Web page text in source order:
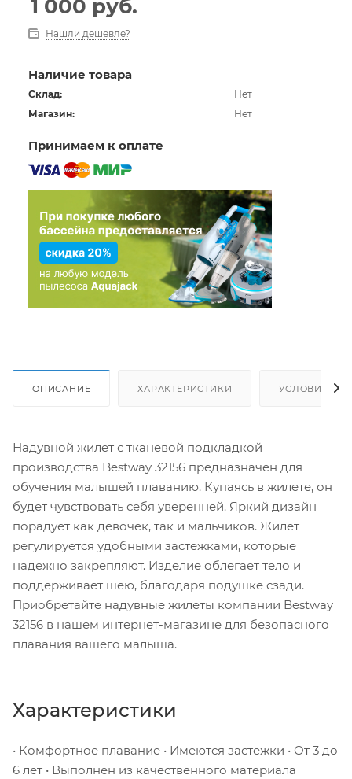
1 000 руб.
Нашли дешевле?
Наличие товара
Склад:
Нет
Магазин:
Нет
Принимаем к оплате
ОПИСАНИЕ ХАРАКТЕРИСТИКИ УСЛОВИЯ
Надувной жилет с тканевой подкладкой
производства Bestway 32156 предназначен для
обучения малышей плаванию. Купаясь в жилете, он
будет чувствовать себя уверенней. Яркий дизайн
порадует как девочек, так и мальчиков. Жилет
регулируется удобными застежками, которые
надежно закрепляют. Изделие облегает тело и
поддерживает шею, благодаря подушке сзади.
Приобретайте надувные жилеты компании Bestway
32156 в нашем интернет-магазине для безопасного
плавания вашего малыша.
Характеристики
• Комфортное плавание • Имеются застежки • От 3 до
6 лет • Выполнен из качественного материала